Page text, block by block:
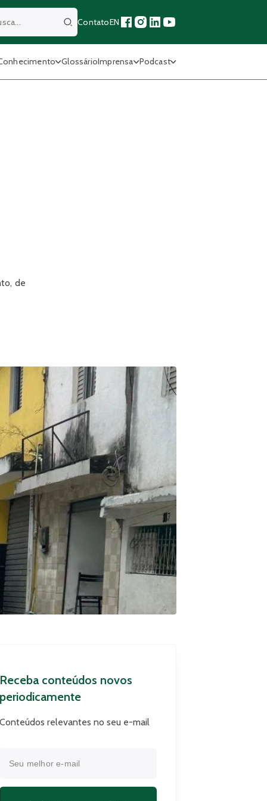
BuscarContatoEN
GlossárioImprensa Podcast
de
Receba conteúdos novos
periodicamente
Conteúdos relevantes no seu e-mail